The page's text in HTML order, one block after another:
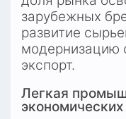
зарубежных
развитие
модернизацию
экспорт.
Легкая